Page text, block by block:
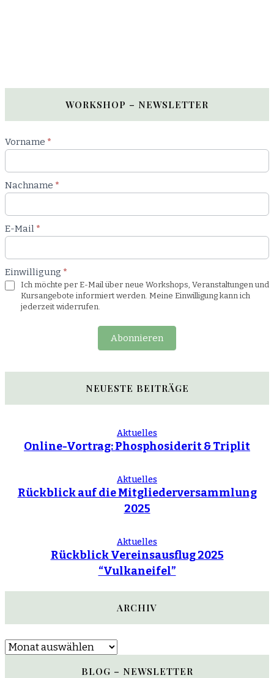
WORKSHOP – NEWSLETTER
Newsletter
Workshop
Vorname *
Nachname *
E-Mail *
Einwilligung *
Ich möchte per E-Mail über neue Workshops, Veranstaltungen und
Kursangebote informiert werden. Meine Einwilligung kann ich
jederzeit widerrufen.
Abonnieren
NEUESTE BEITRÄGE
Aktuelles
Online-Vortrag: Phosphosiderit & Triplit
Aktuelles
Rückblick auf die Mitgliederversammlung
2025
Aktuelles
Rückblick Vereinsausflug 2025
“Vulkaneifel”
ARCHIV
Archiv
BLOG – NEWSLETTER